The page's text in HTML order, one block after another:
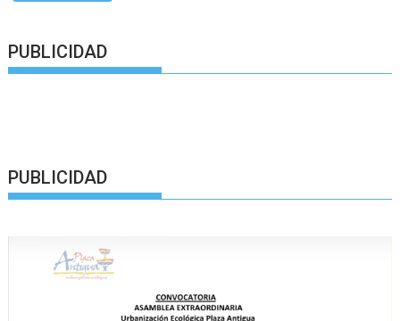
PUBLICIDAD
PUBLICIDAD